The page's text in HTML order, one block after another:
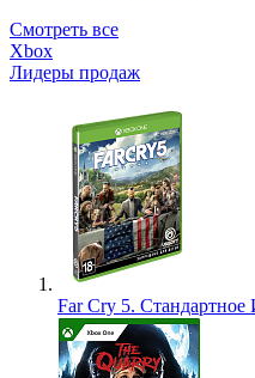
Смотреть все
Xbox
Лидеры продаж
Far Cry 5.